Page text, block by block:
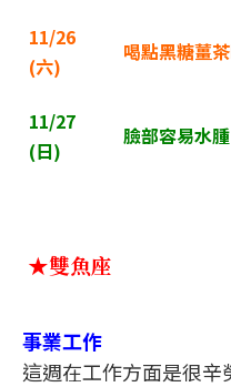
11/26
(六)
喝點黑糖薑
11/27
(日)
臉部容易水
★雙魚座
事業工作
這週在工作方面是很辛